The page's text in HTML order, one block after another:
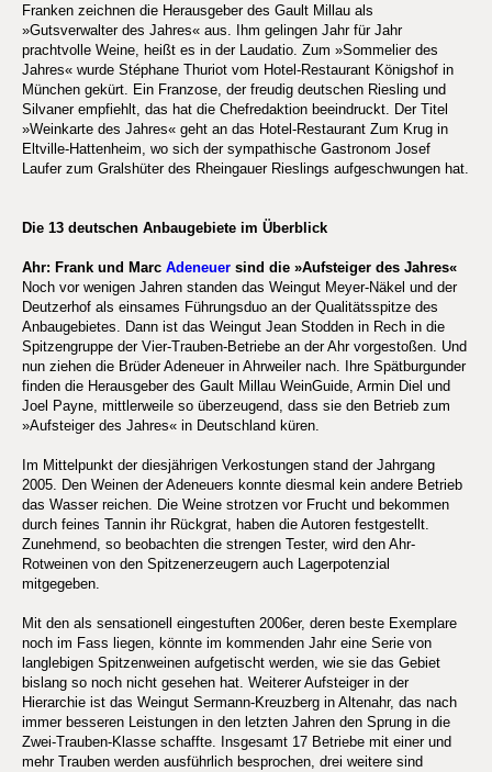
Franken zeichnen die Herausgeber des Gault Millau als
»Gutsverwalter des Jahres« aus. Ihm gelingen Jahr für Jahr
prachtvolle Weine, heißt es in der Laudatio. Zum »Sommelier des
Jahres« wurde Stéphane Thuriot vom Hotel-Restaurant Königshof in
München gekürt. Ein Franzose, der freudig deutschen Riesling und
Silvaner empfiehlt, das hat die Chefredaktion beeindruckt. Der Titel
»Weinkarte des Jahres« geht an das Hotel-Restaurant Zum Krug in
Eltville-Hattenheim, wo sich der sympathische Gastronom Josef
Laufer zum Gralshüter des Rheingauer Rieslings aufgeschwungen hat.
Die 13 deutschen Anbaugebiete im Überblick
Ahr: Frank und Marc Adeneuer sind die »Aufsteiger des Jahres«
Noch vor wenigen Jahren standen das Weingut Meyer-Näkel und der
Deutzerhof als einsames Führungsduo an der Qualitätsspitze des
Anbaugebietes. Dann ist das Weingut Jean Stodden in Rech in die
Spitzengruppe der Vier-Trauben-Betriebe an der Ahr vorgestoßen. Und
nun ziehen die Brüder Adeneuer in Ahrweiler nach. Ihre Spätburgunder
finden die Herausgeber des Gault Millau WeinGuide, Armin Diel und
Joel Payne, mittlerweile so überzeugend, dass sie den Betrieb zum
»Aufsteiger des Jahres« in Deutschland küren.
Im Mittelpunkt der diesjährigen Verkostungen stand der Jahrgang
2005. Den Weinen der Adeneuers konnte diesmal kein andere Betrieb
das Wasser reichen. Die Weine strotzen vor Frucht und bekommen
durch feines Tannin ihr Rückgrat, haben die Autoren festgestellt.
Zunehmend, so beobachten die strengen Tester, wird den Ahr-
Rotweinen von den Spitzenerzeugern auch Lagerpotenzial
mitgegeben.
Mit den als sensationell eingestuften 2006er, deren beste Exemplare
noch im Fass liegen, könnte im kommenden Jahr eine Serie von
langlebigen Spitzenweinen aufgetischt werden, wie sie das Gebiet
bislang so noch nicht gesehen hat. Weiterer Aufsteiger in der
Hierarchie ist das Weingut Sermann-Kreuzberg in Altenahr, das nach
immer besseren Leistungen in den letzten Jahren den Sprung in die
Zwei-Trauben-Klasse schaffte. Insgesamt 17 Betriebe mit einer und
mehr Trauben werden ausführlich besprochen, drei weitere sind